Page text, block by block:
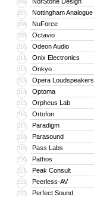
206
207 Nottingham Analogue
208 NuForce
209 Octavio
210 Odeon Audio
211 Onix Electronics
212 Onkyo
213 Opera Loudspeakers
214 Optoma
215 Orpheus Lab
216 Ortofon
217 Paradigm
218 Parasound
219 Pass Labs
220 Pathos
221 Peak Consult
222 Peerless-AV
223 Perfect Sound